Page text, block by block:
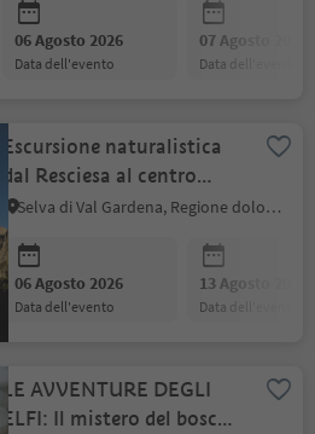
06 Agosto 2026
data dell'evento
07 Agosto 2026
data dell'evento
Escursione naturalistica
dal Resciesa al centro
visite Puez-Odle in Val di
Funes
Selva di Val Gardena, Regione dolomitica Val Gardena
06 Agosto 2026
data dell'evento
13 Agosto 2026
data dell'evento
LE AVVENTURE DEGLI
ELFI: Il mistero del bosco